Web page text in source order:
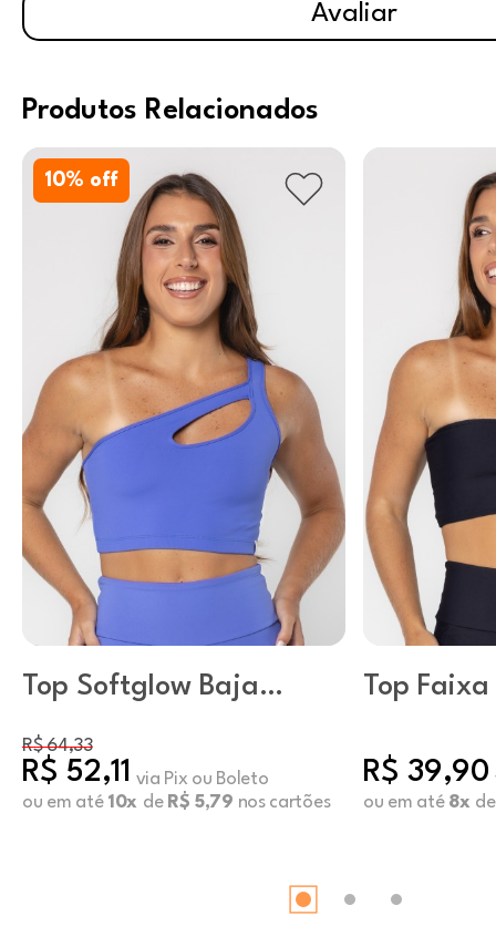
Avaliar
Produtos Relacionados
10% off
Top Softglow Baja
R$ 64,33
R$ 52,11 via Pix ou Boleto
ou em até 10x de R$ 5,79 nos cartões
Top
R$ 39,90
ou em até 8x